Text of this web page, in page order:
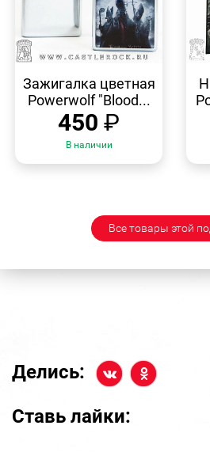
ПРОСМОТР
Зажигалка цветная
Powerwolf "Blood...
450 ₽
В наличии
Все товары этой
Делись:
Ставь лайки: